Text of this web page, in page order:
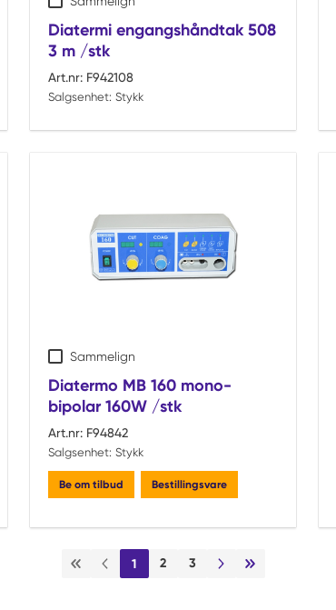
Diatermi engangshåndtak 508
3 m /stk
Art.nr: F942108
Salgsenhet: Stykk
Sammelign
Diatermo MB 160 mono-
bipolar 160W /stk
Art.nr: F94842
Salgsenhet: Stykk
Be om tilbud Bestillingsvare
Første sideForrige side
1 2 3
Neste sideSiste side